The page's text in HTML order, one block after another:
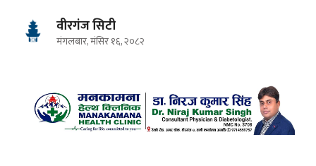
वीरगंज सिटी
मंगलबार, मंसिर १६, २०८२